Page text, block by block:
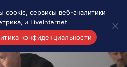
cookie, сервисы веб-аналитики
и LiveInternet
конфиденциальности